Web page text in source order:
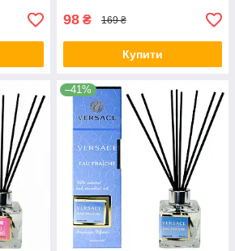
98 ₴ 169 ₴
Купити
–41%